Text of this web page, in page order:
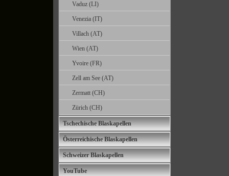
Vaduz (LI)
Venezia (IT)
Villach (AT)
Wien (AT)
Yvoire (FR)
Zell am See (AT)
Zermatt (CH)
Zürich (CH)
Tschechische Blaskapellen
Österreichische Blaskapellen
Schweizer Blaskapellen
YouTube